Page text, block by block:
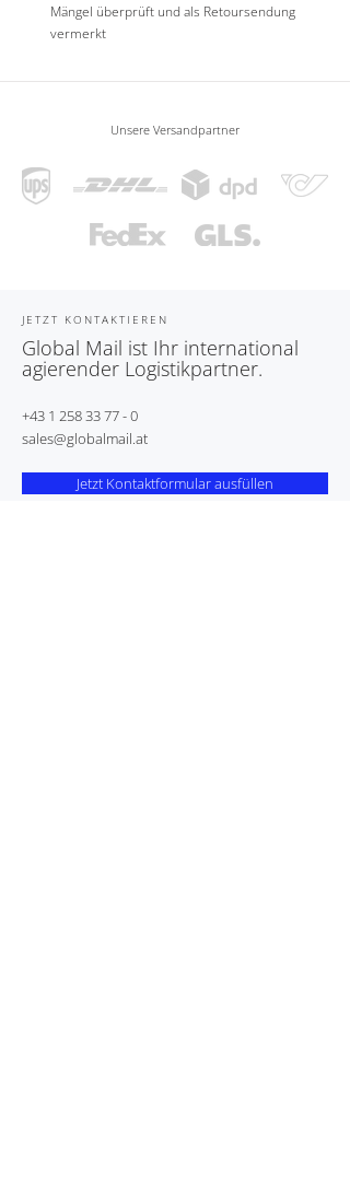
Mängel überprüft und als Retoursendung
vermerkt
Unsere Versandpartner
JETZT KONTAKTIEREN
Global Mail ist Ihr international
agierender Logistikpartner.
+43 1 258 33 77 - 0
sales@globalmail.at
Jetzt Kontaktformular ausfüllen